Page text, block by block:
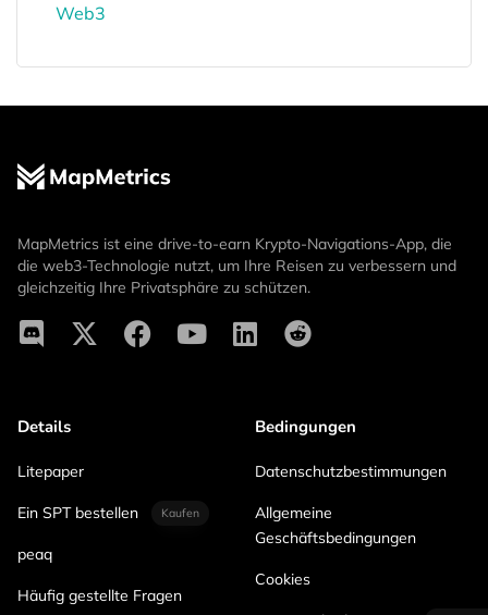
Web3
MapMetrics ist eine drive-to-earn Krypto-Navigations-App, die
die web3-Technologie nutzt, um Ihre Reisen zu verbessern und
gleichzeitig Ihre Privatsphäre zu schützen.
Details
Litepaper
Ein SPT bestellen Kaufen
peaq
Häufig gestellte Fragen
Bedingungen
Datenschutzbestimmungen
Allgemeine
Geschäftsbedingungen
Cookies